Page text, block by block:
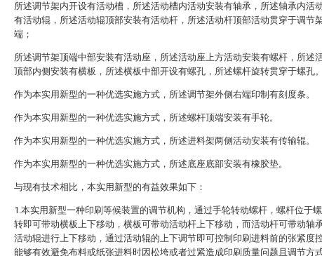
所述调节架内开设有活动槽，所述活动槽内活动安装有轴承，所述轴承内活
有活动辊，所述活动辊顶部安装有活动杆，所述活动杆顶部活动贯穿于调节
端；
所述调节架顶端中部安装有活动座，所述活动座上方活动安装有螺杆，所述
顶部内侧安装有横板，所述横板中部开设有螺孔，所述螺杆旋转贯穿于螺孔。
作为本实用新型的一种优选实施方式，所述调节架外侧右端印制有刻度条。
作为本实用新型的一种优选实施方式，所述螺杆顶端安装有手轮。
作为本实用新型的一种优选实施方式，所述进料架两侧活动安装有传输辊。
作为本实用新型的一种优选实施方式，所述底座底部安装有橡胶垫。
与现有技术相比，本实用新型的有益效果如下：
1.本实用新型一种印刷等候装置的调节机构，通过手轮转动螺杆，螺杆位于
转即可带动横板上下移动，横板可带动活动杆上下移动，而活动杆可带动轴
活动辊进行上下移动，通过活动辊的上下调节即可控制印刷进料前的张紧度
能够有效避免布料或纸张进料时因松垮或者过紧造成印刷质量问题且调节方